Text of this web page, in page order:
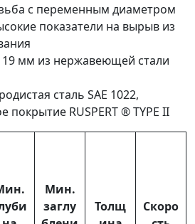
с переменным диаметром
показатели на вырыв из
19 мм из нержавеющей стали
сталь SAE 1022,
покрытие RUSPERT ® TYPE II
Мин.
заглу
Толщ
Скоро